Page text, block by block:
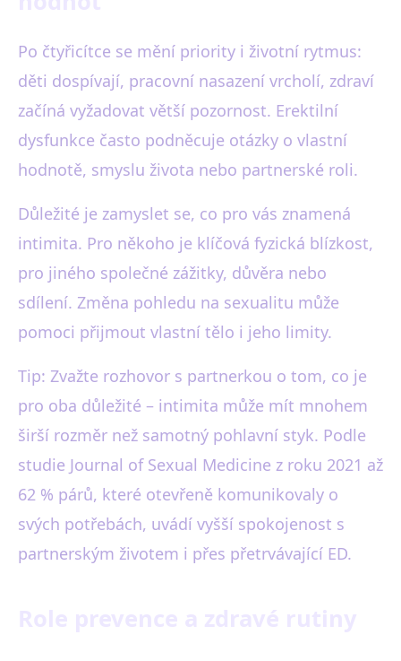
Po čtyřicítce se mění priority i životní rytmus:
děti dospívají, pracovní nasazení vrcholí, zdraví
začíná vyžadovat větší pozornost. Erektilní
dysfunkce často podněcuje otázky o vlastní
hodnotě, smyslu života nebo partnerské roli.
Důležité je zamyslet se, co pro vás znamená
intimita. Pro někoho je klíčová fyzická blízkost,
pro jiného společné zážitky, důvěra nebo
sdílení. Změna pohledu na sexualitu může
pomoci přijmout vlastní tělo i jeho limity.
Tip: Zvažte rozhovor s partnerkou o tom, co je
pro oba důležité – intimita může mít mnohem
širší rozměr než samotný pohlavní styk. Podle
studie Journal of Sexual Medicine z roku 2021 až
62 % párů, které otevřeně komunikovaly o
svých potřebách, uvádí vyšší spokojenost s
partnerským životem i přes přetrvávající ED.